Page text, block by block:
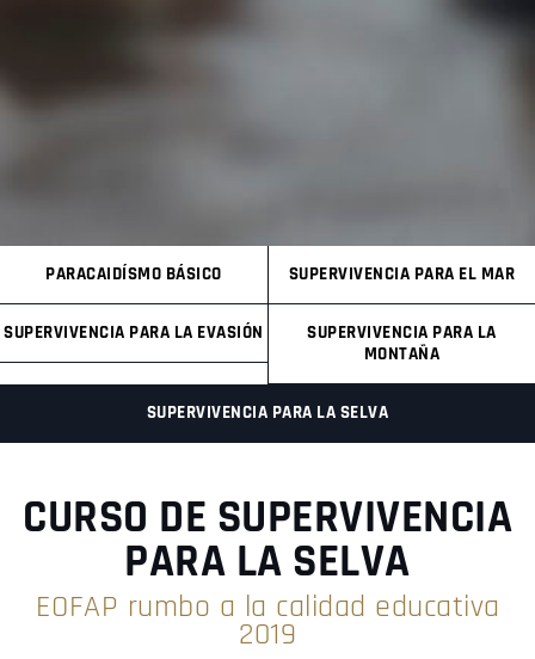
PARACAIDÍSMO BÁSICO SUPERVIVENCIA PARA EL MAR
SUPERVIVENCIA PARA LA EVASIÓN
SUPERVIVENCIA PARA LA
MONTAÑA
SUPERVIVENCIA PARA LA SELVA
CURSO DE SUPERVIVENCIA
PARA LA SELVA
EOFAP rumbo a la calidad educativa
2019